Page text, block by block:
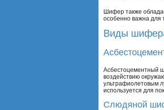
Шифер также
особенно важна для
Виды
Асбестоцементный
воздействию
ультрафиолетовым
используется для
Слюдяной